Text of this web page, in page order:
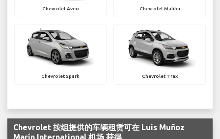
Chevrolet Aveo Chevrolet Malibu
Chevrolet Spark Chevrolet Trax
Chevrolet 按组提供的车辆租赁可在 Luis Muñoz
Marín International 机场 获得